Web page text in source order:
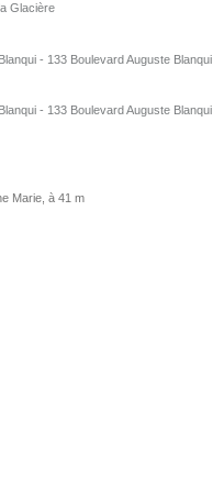
Glacière
- 133 Boulevard Auguste Blanqui
- 133 Boulevard Auguste Blanqui
Marie, à 41 m